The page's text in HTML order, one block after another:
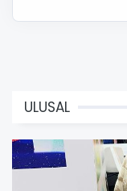
ULUSAL